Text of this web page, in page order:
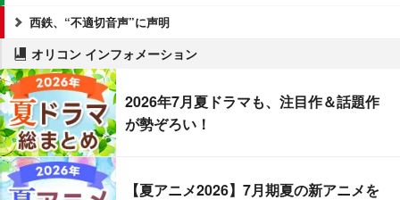
西鉄、“不適切音声”に声明
オリコン インフォメーション
2026年7月夏ドラマも、注目作＆話題作
が勢ぞろい！
【夏アニメ2026】7月期夏の新アニメを